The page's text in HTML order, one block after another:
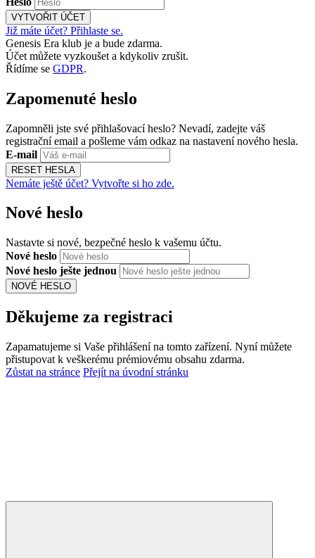
VYTVOŘIT ÚČET
Již máte účet? Přihlaste se.
Genesis Era klub je a bude zdarma.
Účet můžete vyzkoušet a kdykoliv zrušit.
Řídíme se GDPR.
Zapomenuté heslo
Zapomněli jste své přihlašovací heslo? Nevadí, zadejte váš
registrační email a pošleme vám odkaz na nastavení nového hesla.
E-mail
RESET HESLA
Nemáte ještě účet? Vytvořte si ho zde.
Nové heslo
Nastavte si nové, bezpečné heslo k vašemu účtu.
Nové heslo
Nové heslo ješte jednou
NOVÉ HESLO
Děkujeme za registraci
Zapamatujeme si Vaše přihlášení na tomto zařízení. Nyní můžete
přistupovat k veškerému prémiovému obsahu zdarma.
Zůstat na stránce Přejít na úvodní stránku